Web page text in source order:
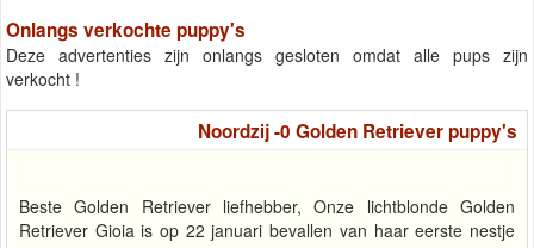
Onlangs verkochte puppy's
Deze advertenties zijn onlangs gesloten omdat alle pups zijn
verkocht !
Noordzij -0 Golden Retriever puppy's
Beste Golden Retriever liefhebber, Onze lichtblonde Golden
Retriever Gioia is op 22 januari bevallen van haar eerste nestje